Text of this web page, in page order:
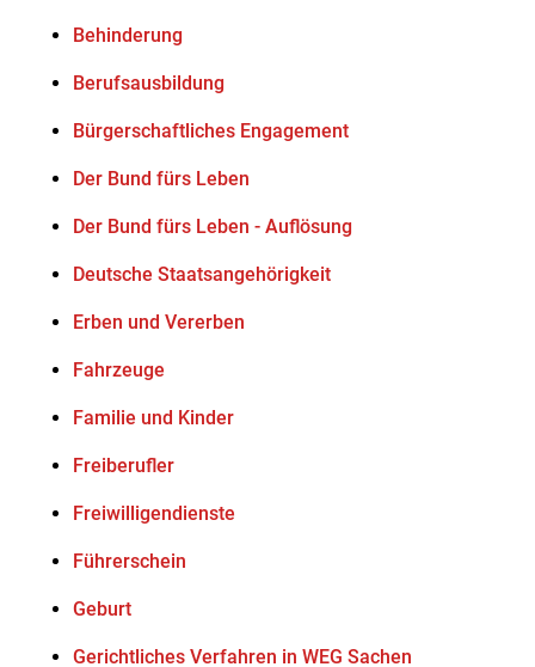
Behinderung
Berufsausbildung
Bürgerschaftliches Engagement
Der Bund fürs Leben
Der Bund fürs Leben - Auflösung
Deutsche Staatsangehörigkeit
Erben und Vererben
Fahrzeuge
Familie und Kinder
Freiberufler
Freiwilligendienste
Führerschein
Geburt
Gerichtliches Verfahren in WEG Sachen